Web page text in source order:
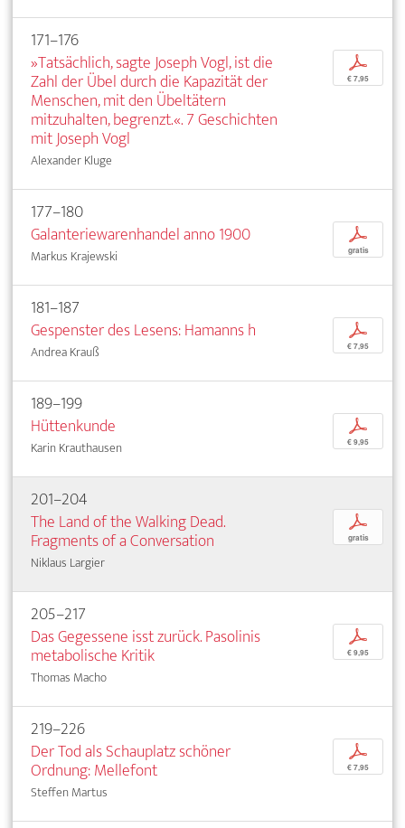
171–176
»Tatsächlich, sagte Joseph Vogl, ist die
Zahl der Übel durch die Kapazität der
Menschen, mit den Übeltätern
mitzuhalten, begrenzt.«. 7 Geschichten
mit Joseph Vogl
Alexander Kluge
p
€ 7,95
177–180
Galanteriewarenhandel anno 1900
Markus Krajewski
p
gratis
181–187
Gespenster des Lesens: Hamanns h
Andrea Krauß
p
€ 7,95
189–199
Hüttenkunde
Karin Krauthausen
p
€ 9,95
201–204
The Land of the Walking Dead.
Fragments of a Conversation
Niklaus Largier
p
gratis
205–217
Das Gegessene isst zurück. Pasolinis
metabolische Kritik
Thomas Macho
p
€ 9,95
219–226
Der Tod als Schauplatz schöner
Ordnung: Mellefont
Steffen Martus
p
€ 7,95